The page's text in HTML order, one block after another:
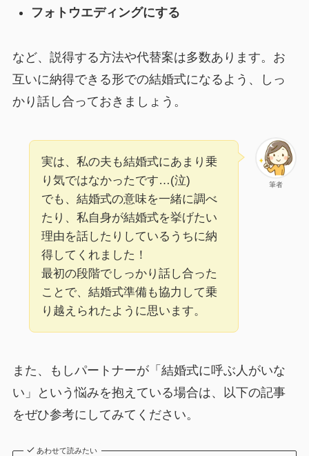
フォトウエディングにする
など、説得する方法や代替案は多数あります。お
互いに納得できる形での結婚式になるよう、しっ
かり話し合っておきましょう。
筆者
実は、私の夫も結婚式にあまり乗
り気ではなかったです…(泣)
でも、結婚式の意味を一緒に調べ
たり、私自身が結婚式を挙げたい
理由を話したりしているうちに納
得してくれました！
最初の段階でしっかり話し合った
ことで、結婚式準備も協力して乗
り越えられたように思います。
また、もしパートナーが「結婚式に呼ぶ人がいな
い」という悩みを抱えている場合は、以下の記事
をぜひ参考にしてみてください。
あわせて読みたい